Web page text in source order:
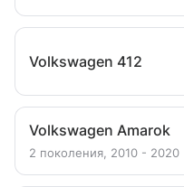
Volkswagen 412
Volkswagen Amarok
2 поколения, 2010 - 2020